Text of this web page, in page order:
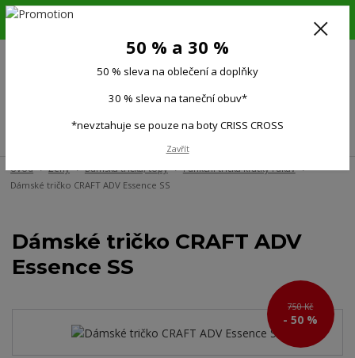
6.-16.8.26. DOVOLENÁ !!! 50 % SLEVA na všechno oblečení a doplňky !!!
(Po-Pá 9:00-15.00)
Úvod Ženy Dámská trička, topy
Funkční trička krátký rukáv
Dámské tričko CRAFT ADV Essence SS
Dámské tričko CRAFT ADV
Essence SS
750 Kč
- 50 %
50 % a 30 %
50 % sleva na oblečení a doplňky
30 % sleva na taneční obuv*
*nevztahuje se pouze na boty CRISS CROSS
Zavřít